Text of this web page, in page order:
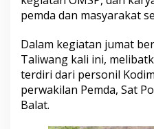
pemda dan masyarakat
Dalam kegiatan jumat
Taliwang kali ini,
terdiri dari personil
perwakilan Pemda, Sat
Balat.